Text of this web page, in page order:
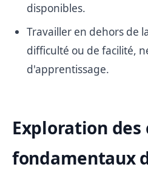
disponibles.
Travailler en dehors de
difficulté ou de facilité,
d'apprentissage.
Exploration des
fondamentaux